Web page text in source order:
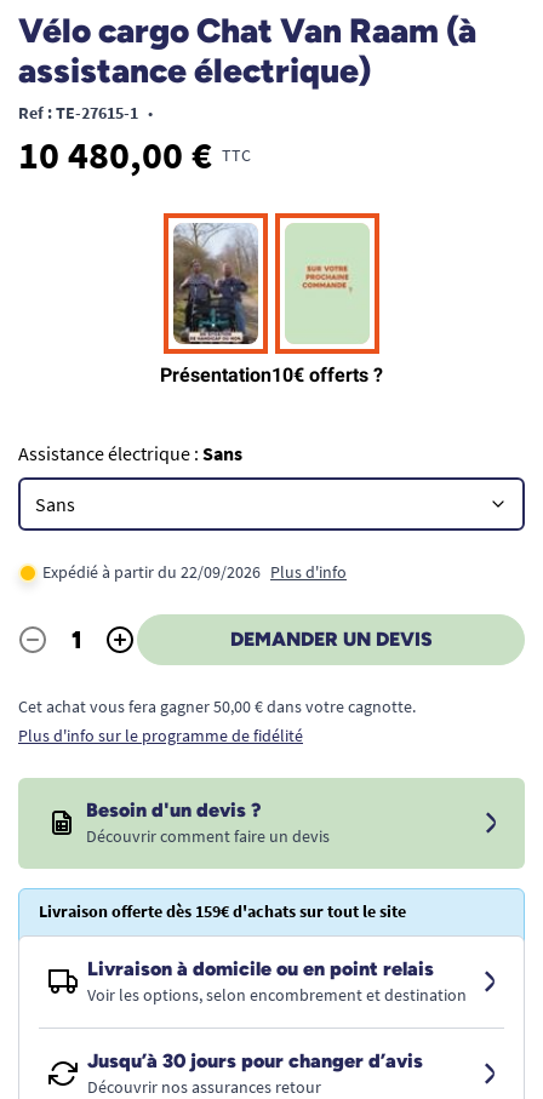
Vélo cargo Chat Van Raam (à
assistance électrique)
Ref : TE-27615-1 •
10 480,00 € TTC
Assistance électrique : Sans
Expédié à partir du 22/09/2026 Plus d'info
Quantité
- + DEMANDER UN DEVIS
Cet achat vous fera gagner 50,00 € dans votre cagnotte.
Plus d'info sur le programme de fidélité
Besoin d'un devis ?
Découvrir comment faire un devis
Livraison offerte dès 159€ d'achats sur tout le site
Livraison à domicile ou en point relais
Voir les options, selon encombrement et destination
Jusqu’à 30 jours pour changer d’avis
Découvrir nos assurances retour